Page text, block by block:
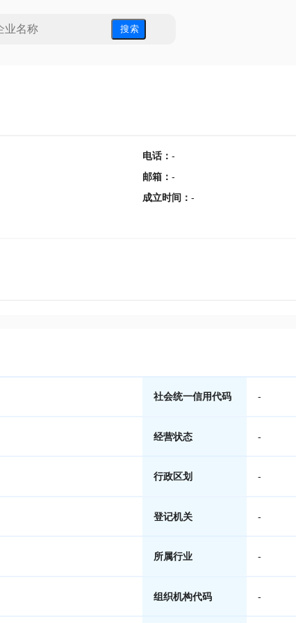
搜 索
电话： -
邮箱 ： -
成立时间 ： -
社会统一信用代码 -
经营状态 -
行政区划 -
登记机关 -
所属行业 -
组织机构代码 -